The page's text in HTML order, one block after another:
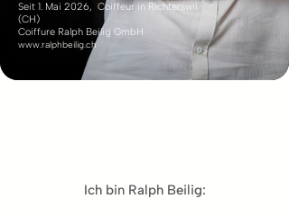
Seit 1. Mai 2026, Coiffeur in Richterswil
(CH)
Coiffure Ralph Beilig GmbH
www.ralphbeilig.ch
Ich bin Ralph Beilig: